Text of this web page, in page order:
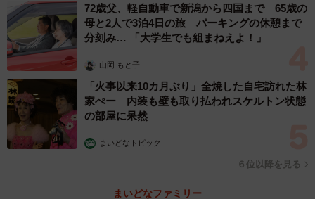
72歳父、軽自動車で新潟から四国まで 65歳の
母と2人で3泊4日の旅 パーキングの休憩まで
分刻み… 「大学生でも組まねえよ！」
山岡 もと子
「火事以来10カ月ぶり」全焼した自宅訪れた林
家ぺー 内装も壁も取り払われスケルトン状態
の部屋に呆然
まいどなトピック
６位以降を見る
まいどなファミリー